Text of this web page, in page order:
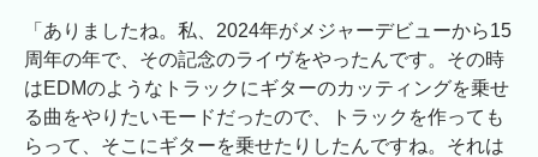
「ありましたね。私、2024年がメジャーデビューから15
周年の年で、その記念のライヴをやったんです。その時
はEDMのようなトラックにギターのカッティングを乗せ
る曲をやりたいモードだったので、トラックを作っても
らって、そこにギターを乗せたりしたんですね。それは